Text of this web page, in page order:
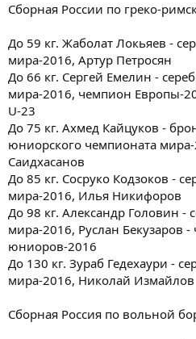
Сборная России по греко-
До 59 кг. Жаболат Локьяев -
мира-2016, Артур Петросян
До 66 кг. Сергей Емелин -
мира-2016, чемпион Европы-
U-23
До 75 кг. Ахмед Кайцуков -
юниорского чемпионата
Саидхасанов
До 85 кг. Сосруко Кодзоков -
мира-2016, Илья Никифоров
До 98 кг. Александр Головин -
мира-2016, Руслан Бекузаров
юниоров-2016
До 130 кг. Зураб Гедехаури -
мира-2016, Николай Измайлов
Cборная Россия по вольной